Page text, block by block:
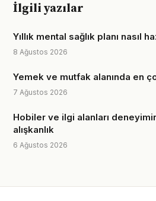
İlgili yazılar
Yıllık mental sağlık planı nasıl
8 Ağustos 2026
Yemek ve mutfak alanında en
7 Ağustos 2026
Hobiler ve ilgi alanları
alışkanlık
6 Ağustos 2026